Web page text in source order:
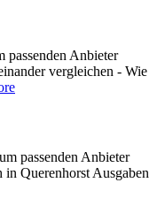
passenden Anbieter
vergleichen - Wie
passenden Anbieter
Querenhorst Ausgaben